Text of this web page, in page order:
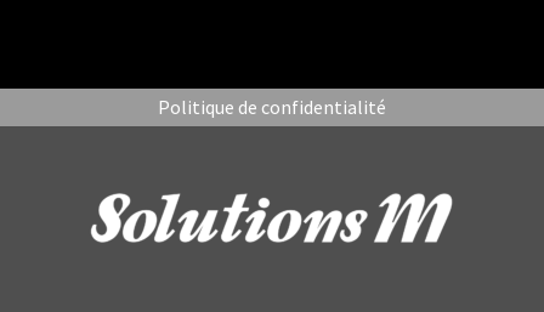
Politique de confidentialité